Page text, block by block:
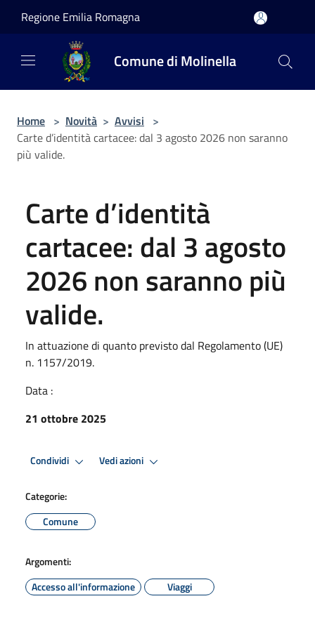
Regione Emilia Romagna
Comune di Molinella
Home > Novità > Avvisi >
Carte d’identità cartacee: dal 3 agosto 2026 non saranno
più valide.
Carte d’identità
cartacee: dal 3 agosto
2026 non saranno più
valide.
In attuazione di quanto previsto dal Regolamento (UE)
n. 1157/2019.
Data :
21 ottobre 2025
Condividi Vedi azioni
Categorie:
Comune
Argomenti:
Accesso all'informazione
Viaggi